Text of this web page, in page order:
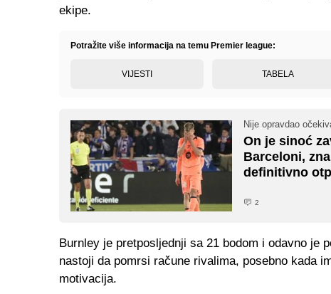
ekipe.
Potražite više informacija na temu Premier league:
VIJESTI TABELA
Nije opravdao
On je sinoć
Barceloni,
definitivno
2
Burnley je pretposljednji sa 21 bodom i odavno je
nastoji da pomrsi račune rivalima, posebno kada
motivacija.